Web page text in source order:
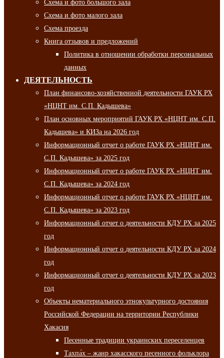
Схема и фото большого зала
Схема и фото малого зала
Схема проезда
Книга отзывов и предложений
Политика в отношении обработки персональных
данных
ДЕЯТЕЛЬНОСТЬ
План финансово-хозяйственной деятельности ГАУК РХ
«НЦНТ им. С.П. Кадышева»
План основных мероприятий ГАУК РХ «НЦНТ им. С.П.
Кадышева» и КИЗа на 2026 год
Информационный отчет о работе ГАУК РХ «НЦНТ им.
С.П. Кадышева» за 2025 год
Информационный отчет о работе ГАУК РХ «НЦНТ им.
С.П. Кадышева» за 2024 год
Информационный отчет о работе ГАУК РХ «НЦНТ им.
С.П. Кадышева» за 2023 год
Информационный отчет о деятельности КДУ РХ за 2025
год
Информационный отчет о деятельности КДУ РХ за 2024
год
Информационный отчет о деятельности КДУ РХ за 2023
год
Объекты нематериального этнокультурного достояния
Российской Федерации на территории Республики
Хакасия
Песенные традиции украинских переселенцев
Тахпа́х – жанр хакасского песенного фольклора